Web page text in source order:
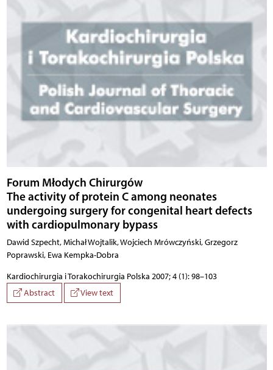
Forum Młodych Chirurgów
The activity of protein C among neonates
undergoing surgery for congenital heart defects
with cardiopulmonary bypass
Dawid Szpecht, Michał Wojtalik, Wojciech Mrówczyński, Grzegorz
Poprawski, Ewa Kempka-Dobra
Kardiochirurgia i Torakochirurgia Polska 2007; 4 (1): 98–103
Abstract
View text